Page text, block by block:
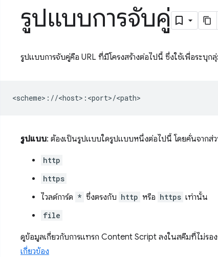
รูปแบบการจับคู่
รูปแบบการจับคู่คือ URL ที่มีโครงสร้างต่อไปนี้ ซึ่งใช้เพื่อระบุก
รูปแบบ: ต้องเป็นรูปแบบใดรูปแบบหนึ่งต่อไปนี้ โดยคั่นจากส่
http
https
ไวลด์การ์ด * ซึ่งตรงกับ http หรือ https เท่านั้น
file
ดูข้อมูลเกี่ยวกับการแทรก Content Script ลงในสคีมที่ไม่รอง
เกี่ยวข้อง